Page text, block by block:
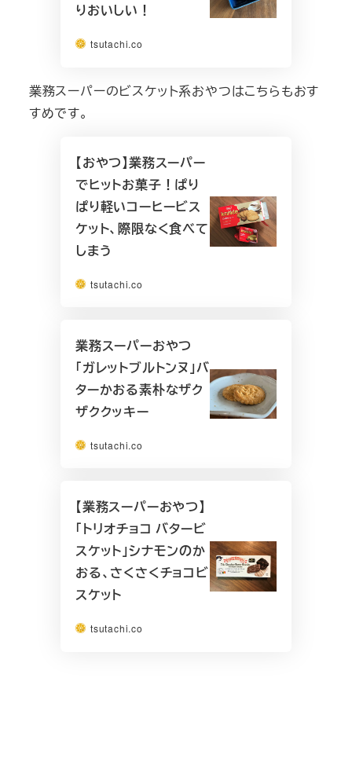
りおいしい！
tsutachi.co
業務スーパーのビスケット系おやつはこちらもおす
すめです。
【おやつ】業務スーパー
でヒットお菓子！ぱり
ぱり軽いコーヒービス
ケット、際限なく食べて
しまう
tsutachi.co
業務スーパーおやつ
「ガレットブルトンヌ」バ
ターかおる素朴なザク
ザククッキー
tsutachi.co
【業務スーパーおやつ】
「トリオチョコ バタービ
スケット」シナモンのか
おる、さくさくチョコビ
スケット
tsutachi.co